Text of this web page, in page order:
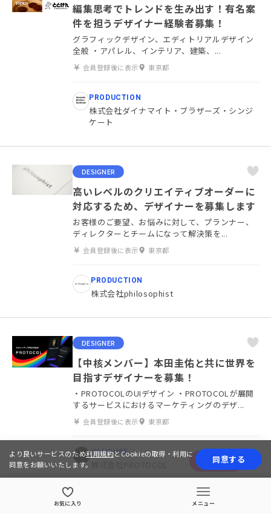
お気に入り メニュー
応募する
編集思考でトレンドを生み出す！有名案
件を担うデザイナー経験者募集！
グラフィックデザイン、エディトリアルデザイン
全般 ・アパレル、インテリア、建築、...
会員登録後に表示 東京都
PRODUCTION
株式会社ダイナマイト・ブラザーズ・シンジ
ケート
DESIGNER
高いレベルのクリエイティブオーダーに
対応するため、デザイナーを募集します
お客様のご要望、お悩みに対して、プランナー、
ディレクターとチームになって解決策を...
会員登録後に表示 東京都
PRODUCTION
株式会社philosophist
DESIGNER
【中核メンバー】本田圭佑と共に世界を
目指すデザイナーを募集！
・PROTOCOLのUIデザイン ・PROTOCOLが展開
するサービスにおけるマーケティングのデザ...
会員登録後に表示 東京都
IN HOUSE
より良いサービスのため利用規約とCookieの取得・利用に
同意をお願いいたします。
同意する